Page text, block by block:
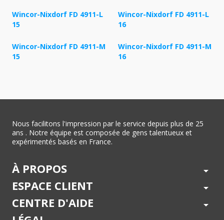
Wincor-Nixdorf FD 4911-L
15
Wincor-Nixdorf FD 4911-L
16
Wincor-Nixdorf FD 4911-M
15
Wincor-Nixdorf FD 4911-M
16
Nous facilitons l'impression par le service depuis plus de 25
ans . Notre équipe est composée de gens talentueux et
expérimentés basés en France.
À PROPOS arrow_drop_down
ESPACE CLIENT arrow_drop_down
CENTRE D'AIDE arrow_drop_down